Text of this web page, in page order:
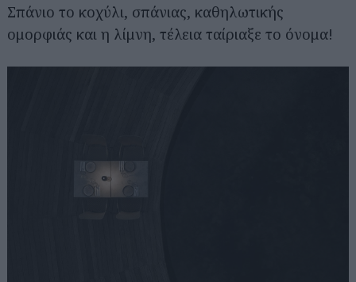
Σπάνιο το κοχύλι, σπάνιας, καθηλωτικής
ομορφιάς και η λίμνη, τέλεια ταίριαξε το όνομα!